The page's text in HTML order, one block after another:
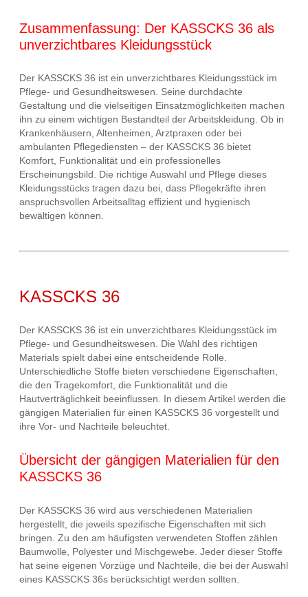
Zusammenfassung: Der KASSCKS 36 als
unverzichtbares Kleidungsstück
Der KASSCKS 36 ist ein unverzichtbares Kleidungsstück im
Pflege- und Gesundheitswesen. Seine durchdachte
Gestaltung und die vielseitigen Einsatzmöglichkeiten machen
ihn zu einem wichtigen Bestandteil der Arbeitskleidung. Ob in
Krankenhäusern, Altenheimen, Arztpraxen oder bei
ambulanten Pflegediensten – der KASSCKS 36 bietet
Komfort, Funktionalität und ein professionelles
Erscheinungsbild. Die richtige Auswahl und Pflege dieses
Kleidungsstücks tragen dazu bei, dass Pflegekräfte ihren
anspruchsvollen Arbeitsalltag effizient und hygienisch
bewältigen können.
KASSCKS 36
Der KASSCKS 36 ist ein unverzichtbares Kleidungsstück im
Pflege- und Gesundheitswesen. Die Wahl des richtigen
Materials spielt dabei eine entscheidende Rolle.
Unterschiedliche Stoffe bieten verschiedene Eigenschaften,
die den Tragekomfort, die Funktionalität und die
Hautverträglichkeit beeinflussen. In diesem Artikel werden die
gängigen Materialien für einen KASSCKS 36 vorgestellt und
ihre Vor- und Nachteile beleuchtet.
Übersicht der gängigen Materialien für den
KASSCKS 36
Der KASSCKS 36 wird aus verschiedenen Materialien
hergestellt, die jeweils spezifische Eigenschaften mit sich
bringen. Zu den am häufigsten verwendeten Stoffen zählen
Baumwolle, Polyester und Mischgewebe. Jeder dieser Stoffe
hat seine eigenen Vorzüge und Nachteile, die bei der Auswahl
eines KASSCKS 36s berücksichtigt werden sollten.